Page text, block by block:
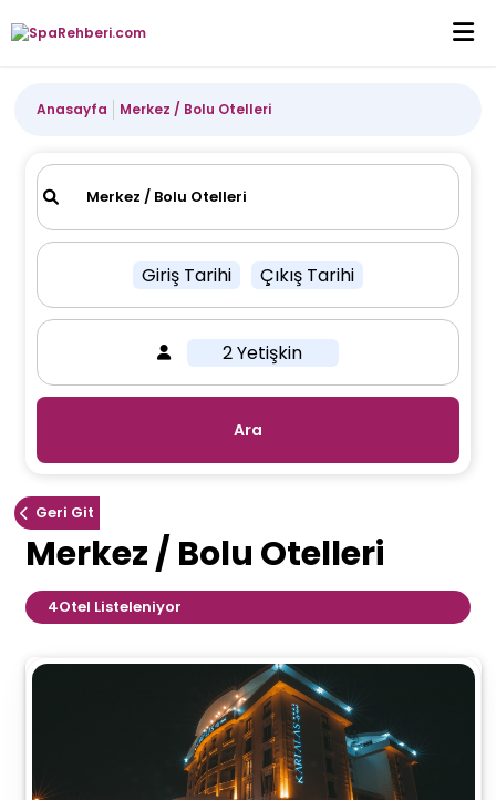
Anasayfa Merkez / Bolu Otelleri
Giriş Tarihi Çıkış Tarihi
2 Yetişkin
Ara
Geri Git
Merkez / Bolu Otelleri
4Otel Listeleniyor